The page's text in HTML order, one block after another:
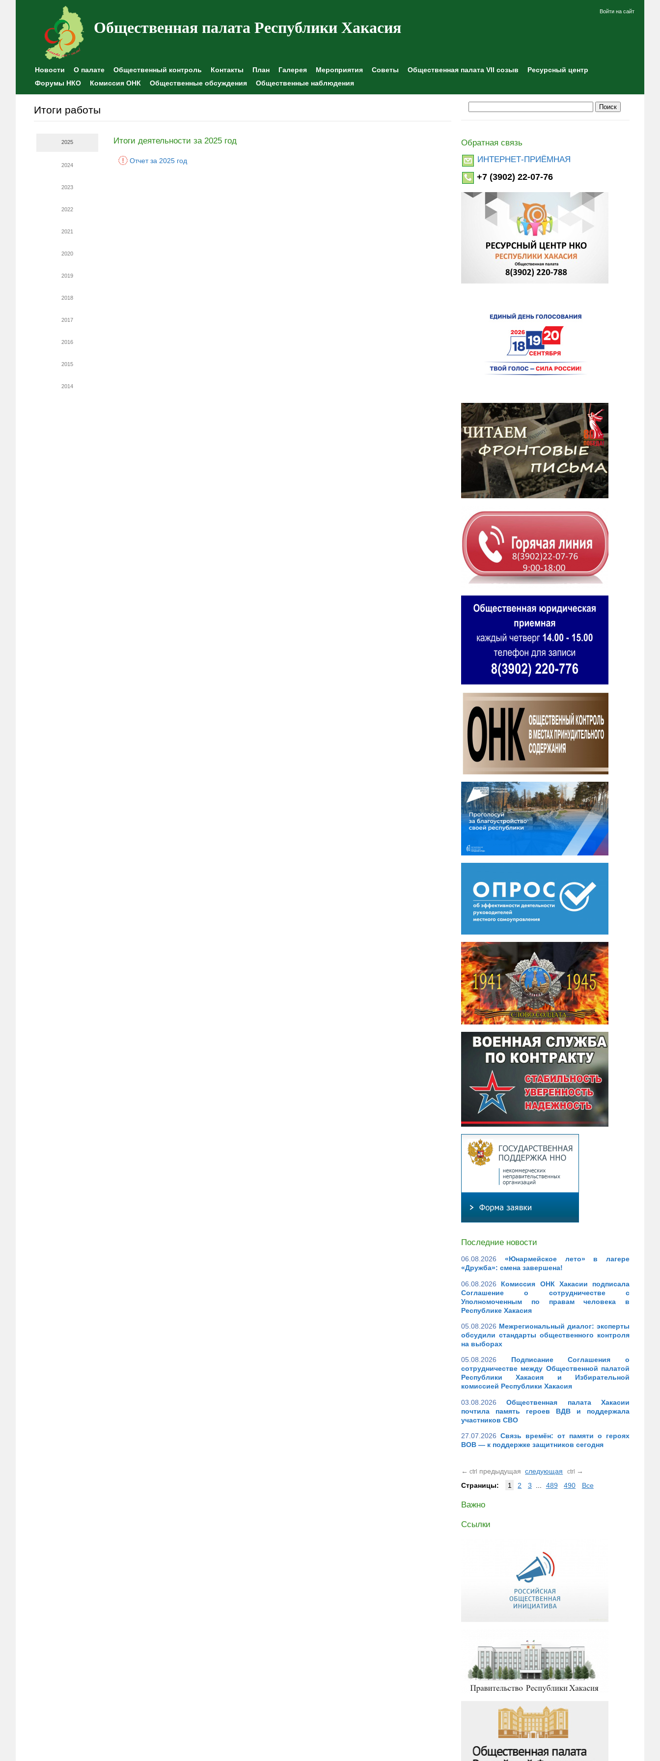
Общественная палата Республики Хакасия
Войти на сайт
Новости О палате Общественный контроль Контакты План Галерея Мероприятия Советы Общественная палата VII созыв
Ресурсный центр
Форумы НКО
Комиссия ОНК Общественные обсуждения Общественные наблюдения
Итоги работы
2025
2024
2023
2022
2021
2020
2019
2018
2017
2016
2015
2014
Итоги деятельности за 2025 год
Отчет за 2025 год
Обратная связь
ИНТЕРНЕТ-ПРИЁМНАЯ
+7 (3902) 22-07-76
Последние новости
06.08.2026
«Юнармейское лето» в лагере
«Дружба»: смена завершена!
06.08.2026
Комиссия ОНК Хакасии подписала
Соглашение о сотрудничестве с
Уполномоченным по правам человека в
Республике Хакасия
05.08.2026 Межрегиональный диалог: эксперты
обсудили стандарты общественного контроля
на выборах
05.08.2026
Подписание Соглашения о
сотрудничестве между Общественной палатой
Республики Хакасия и Избирательной
комиссией Республики Хакасия
03.08.2026
Общественная палата Хакасии
почтила память героев ВДВ и поддержала
участников СВО
27.07.2026 Связь времён: от памяти о героях
ВОВ — к поддержке защитников сегодня
← ctrl предыдущая следующая ctrl →
Страницы:
1 2 3 489 490 Все
Важно
Ссылки